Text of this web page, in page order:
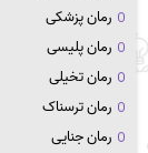
رمان پزشکی
رمان پلیسی
رمان تخیلی
رمان ترسناک
رمان جنایی